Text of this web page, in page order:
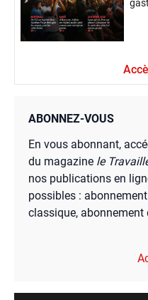
ABONNEZ-VOUS
En vous abonnant,
du magazine le
nos publications en
possibles :
classique, abonnement